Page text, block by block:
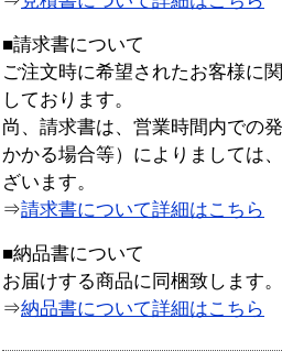
■請求書について
ご注文時に希望されたお客様に
しております。
尚、請求書は、営業時間内での
かかる場合等）によりましては
ざいます。
⇒請求書について詳細はこちら
■納品書について
お届けする商品に同梱致します。
⇒納品書について詳細はこちら